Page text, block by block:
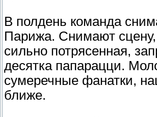
В полдень команда
Парижа. Снимают сцену,
сильно потрясенная,
десятка папарацци.
сумеречные фанатки,
ближе.